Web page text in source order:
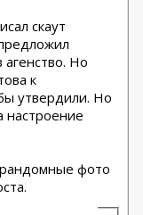
скаут
Но
к
утвердили. Но
настроение
фото